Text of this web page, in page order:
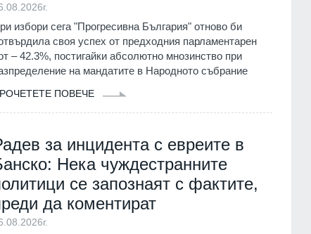
избори сега "Прогресивна България" отново би
своя успех от предходния парламентарен
– 42.3%, постигайки абсолютно мнозинство при
на мандатите в Народното събрание
ПОВЕЧЕ
за инцидента с евреите в
Нека чуждестранните
се запознаят с фактите,
да коментират
днес в
г. може да се
месец
не е
на
Русия и Украйна 01.08.2026г.
14
Информационна кампания за
популяризиране на електронното
в
15
Ансамбъл "Мездра" представи
достойно България на една от най-
престижните фолклорни сцени в
света